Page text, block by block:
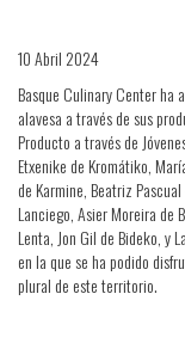
10 Abril 2024
Basque Culinary Center ha
alavesa a través de sus
Producto a través de
Etxenike de Kromátiko,
de Karmine, Beatriz
Lanciego, Asier Moreira de
Lenta, Jon Gil de Bideko, y
en la que se ha podido
plural de este territorio.